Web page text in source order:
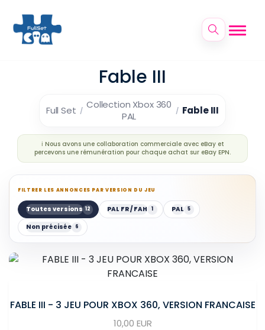
Fable III
Full Set
Collection Xbox 360
PAL
Fable III
ℹ️ Nous avons une collaboration commerciale avec eBay et
percevons une rémunération pour chaque achat sur eBay EPN.
FILTRER LES ANNONCES PAR VERSION DU JEU
Toutes versions 12 PAL FR / FAH 1 PAL 5
Non précisée 6
FABLE III - 3 JEU POUR XBOX 360, VERSION FRANCAISE
10,00 EUR